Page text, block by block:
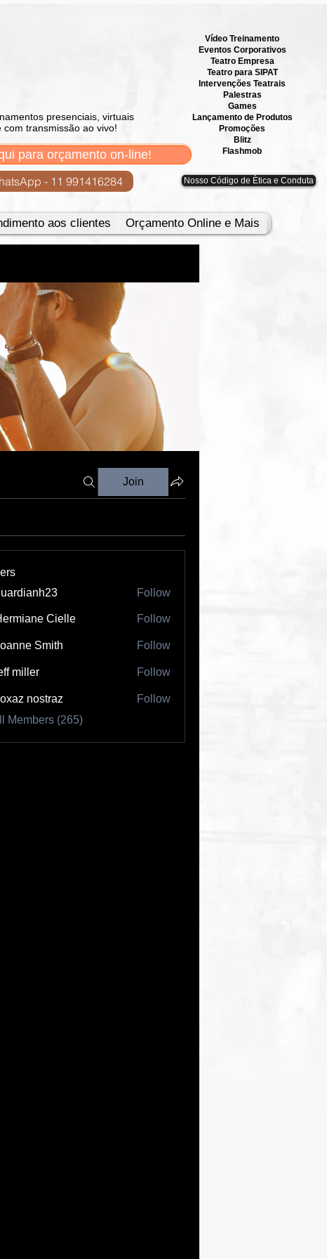
presenciais, virtuais
com transmissão ao vivo!
para orçamento on-line!
- 11 991416284
Vídeo Treinamento
Eventos Corporativos
​Teatro Empresa
Teatro para SIPAT
Intervenções Teatrais
Palestras
Games
Lançamento de Produtos
Promoções
Blitz
Flashmob
Nosso Código de Ètica e Conduta
aos clientes Orçamento Online e Mais
Join
Follow
Cielle Follow
Smith Follow
miller Follow
nostraz
Follow
Members (265)